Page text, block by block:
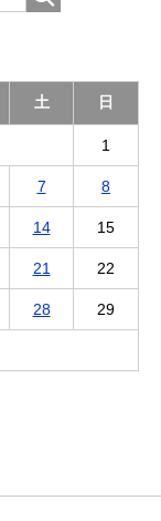
土 日
1
7 8
14 15
21 22
28 29